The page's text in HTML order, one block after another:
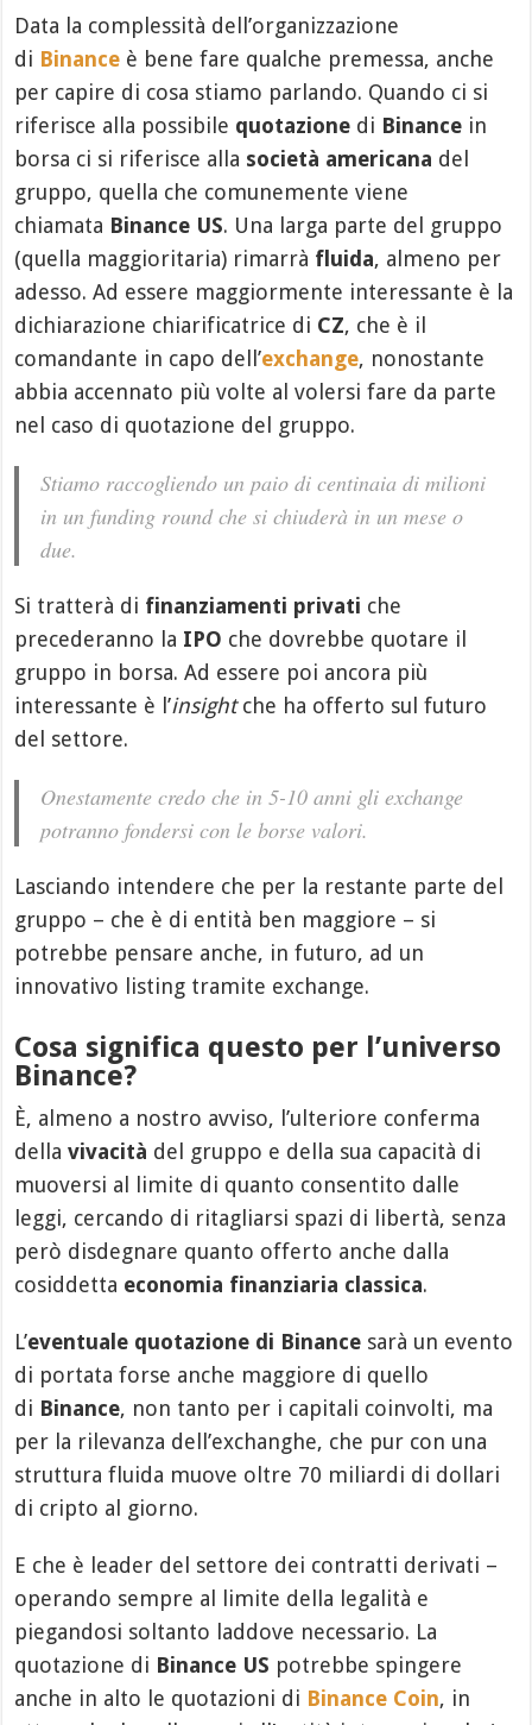
Data la complessità dell’organizzazione
di Binance è bene fare qualche premessa, anche
per capire di cosa stiamo parlando. Quando ci si
riferisce alla possibile quotazione di Binance in
borsa ci si riferisce alla società americana del
gruppo, quella che comunemente viene
chiamata Binance US. Una larga parte del gruppo
(quella maggioritaria) rimarrà fluida, almeno per
adesso. Ad essere maggiormente interessante è la
dichiarazione chiarificatrice di CZ, che è il
comandante in capo dell’exchange, nonostante
abbia accennato più volte al volersi fare da parte
nel caso di quotazione del gruppo.
Stiamo raccogliendo un paio di centinaia di milioni
in un funding round che si chiuderà in un mese o
due.
Si tratterà di finanziamenti privati che
precederanno la IPO che dovrebbe quotare il
gruppo in borsa. Ad essere poi ancora più
interessante è l’insightche ha offerto sul futuro
del settore.
Onestamente credo che in 5-10 anni gli exchange
potranno fondersi con le borse valori.
Lasciando intendere che per la restante parte del
gruppo – che è di entità ben maggiore – si
potrebbe pensare anche, in futuro, ad un
innovativo listing tramite exchange.
Cosa significa questo per l’universo
Binance?
È, almeno a nostro avviso, l’ulteriore conferma
dellavivacità del gruppo e della sua capacità di
muoversi al limite di quanto consentito dalle
leggi, cercando di ritagliarsi spazi di libertà, senza
però disdegnare quanto offerto anche dalla
cosiddetta economia finanziaria classica.
L’eventuale quotazione di Binance sarà un evento
di portata forse anche maggiore di quello
di Binance, non tanto per i capitali coinvolti, ma
per la rilevanza dell’exchanghe, che pur con una
struttura fluida muove oltre 70 miliardi di dollari
di cripto al giorno.
E che è leader del settore dei contratti derivati –
operando sempre al limite della legalità e
piegandosi soltanto laddove necessario. La
quotazione di Binance US potrebbe spingere
anche in alto le quotazioni di Binance Coin, in